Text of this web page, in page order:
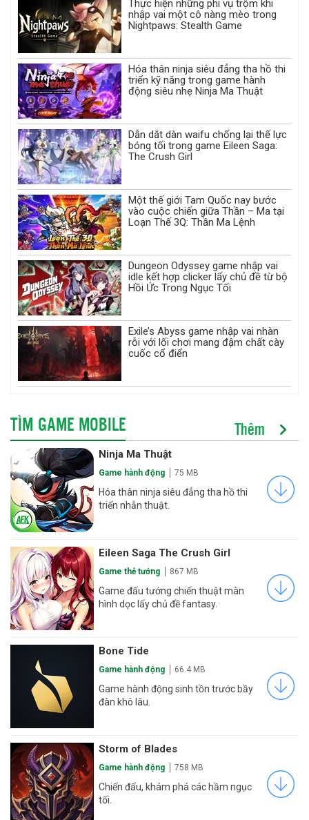
Thực hiện những phi vụ trộm khi
nhập vai một cô nàng mèo trong
Nightpaws: Stealth Game
Hóa thân ninja siêu đẳng tha hồ thi
triển kỹ năng trong game hành
động siêu nhẹ Ninja Ma Thuật
Dẫn dắt dàn waifu chống lại thế lực
bóng tối trong game Eileen Saga:
The Crush Girl
Một thế giới Tam Quốc nay bước
vào cuộc chiến giữa Thần – Ma tại
Loạn Thế 3Q: Thần Ma Lệnh
Dungeon Odyssey game nhập vai
idle kết hợp clicker lấy chủ đề từ bộ
Hồi Ức Trong Ngục Tối
Exile’s Abyss game nhập vai nhàn
rỗi với lối chơi mang đậm chất cày
cuốc cổ điển
TÌM GAME MOBILE Thêm
Ninja Ma Thuật
Game hành động 75 MB
Hóa thân ninja siêu đẳng tha hồ thi
triển nhẫn thuật.
Eileen Saga The Crush Girl
Game thẻ tướng 867 MB
Game đấu tướng chiến thuật màn
hình dọc lấy chủ đề fantasy.
Bone Tide
Game hành động 66.4 MB
Game hành động sinh tồn trước bầy
đàn khô lâu.
Storm of Blades
Game hành động 758 MB
Chiến đấu, khám phá các hầm ngục
tối.